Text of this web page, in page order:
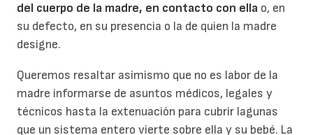
del cuerpo de la madre, en contacto con ella o, en
su defecto, en su presencia o la de quien la madre
designe.
Queremos resaltar asimismo que no es labor de la
madre informarse de asuntos médicos, legales y
técnicos hasta la extenuación para cubrir lagunas
que un sistema entero vierte sobre ella y su bebé. La